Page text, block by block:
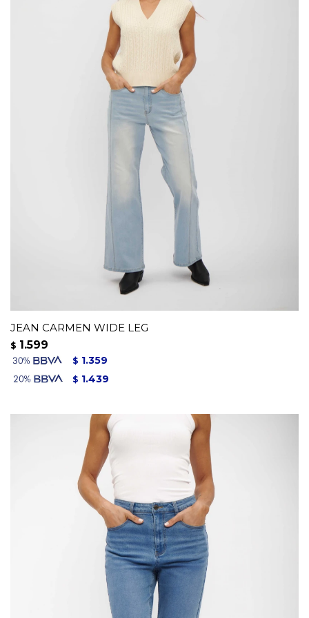
JEAN CARMEN WIDE LEG
$ 1.599
$ 1.359
$ 1.439